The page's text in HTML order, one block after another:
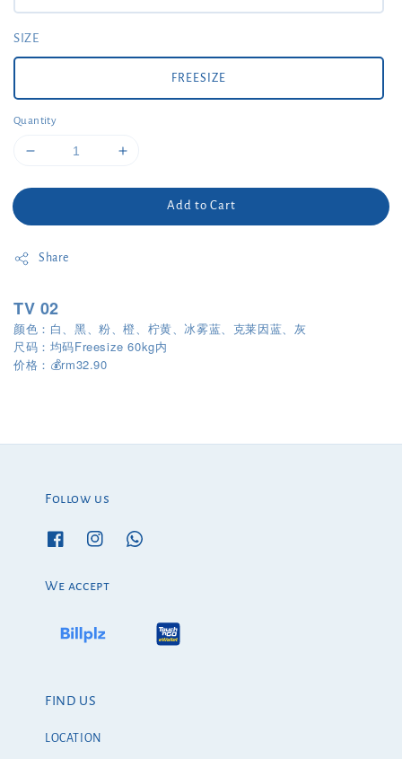
SIZE
FREESIZE
Quantity
Add to Cart
Share
TV 02
颜色：白、黑、粉、橙、柠黄、冰雾蓝、克莱因蓝、灰
尺码：均码Freesize 60kg内
价格： 💰rm32.90
Follow us
We accept
FIND US
LOCATION